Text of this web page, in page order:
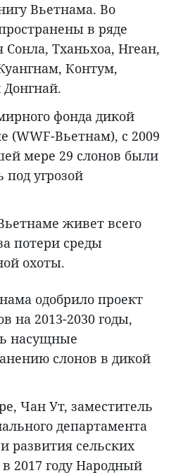
Вьетнама. Во
в ряде
Тханьхоа, Нгеан,
Контум,
фонда дикой
(WWF-Вьетнам), с 2009
мере 29 слонов были
под угрозой
живет всего
потери среды
охоты.
одобрило проект
на 2013-2030 годы,
насущные
слонов в дикой
Чан Ут, заместитель
департамента
развития сельских
2017 году Народный